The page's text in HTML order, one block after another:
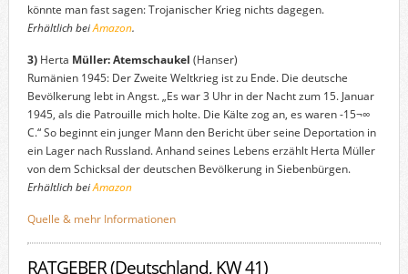
könnte man fast sagen: Trojanischer Krieg nichts dagegen.
Erhältlich beiAmazon.
3)Herta Müller: Atemschaukel (Hanser)
Rumänien 1945: Der Zweite Weltkrieg ist zu Ende. Die deutsche
Bevölkerung lebt in Angst. „Es war 3 Uhr in der Nacht zum 15. Januar
1945, als die Patrouille mich holte. Die Kälte zog an, es waren -15¬∞
C.“ So beginnt ein junger Mann den Bericht über seine Deportation in
ein Lager nach Russland. Anhand seines Lebens erzählt Herta Müller
von dem Schicksal der deutschen Bevölkerung in Siebenbürgen.
Erhältlich beiAmazon
Quelle & mehr Informationen
RATGEBER (Deutschland, KW 41)